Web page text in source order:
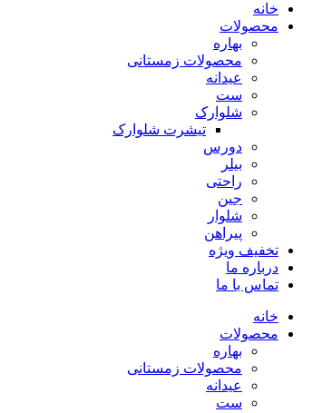
خانه
محصولات
بهاره
محصولات زمستانی
عیدانه
ست
شلوارک
تیشرت شلوارک
دورس
بیلر
راحتی
جین
شلوار
پیراهن
تخفیف ویژه
درباره ما
تماس با ما
خانه
محصولات
بهاره
محصولات زمستانی
عیدانه
ست